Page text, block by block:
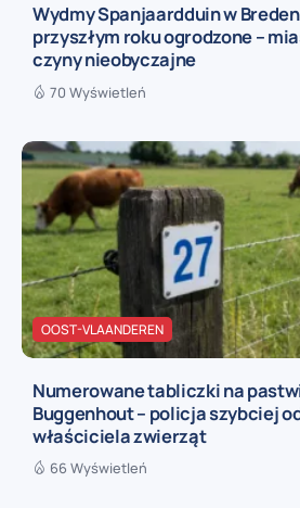
Wydmy Spanjaardduin w
przyszłym roku ogrodzone –
czyny nieobyczajne
70 Wyświetleń
OOST-VLAANDEREN
Numerowane tabliczki na
Buggenhout – policja szybciej
właściciela zwierząt
66 Wyświetleń